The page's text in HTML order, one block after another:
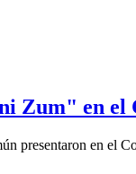
Zum" en
presentaron en el